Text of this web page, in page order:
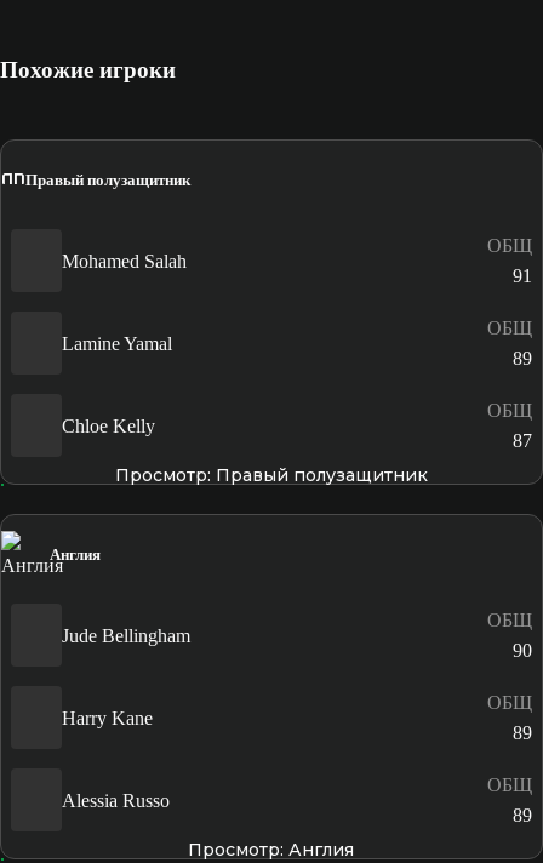
Похожие игроки
ПППравый полузащитник
Mohamed Salah
ОБЩ
91
Lamine Yamal
ОБЩ
89
Chloe Kelly
ОБЩ
87
Просмотр: Правый полузащитник
Англия
Jude Bellingham
ОБЩ
90
Harry Kane
ОБЩ
89
Alessia Russo
ОБЩ
89
Просмотр: Англия